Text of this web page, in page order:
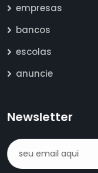
empresas
bancos
escolas
anuncie
Newsletter